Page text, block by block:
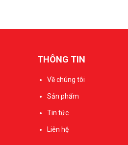
THÔNG TIN
Về chúng tôi
Sản phẩm
Tin tức
Liên hệ